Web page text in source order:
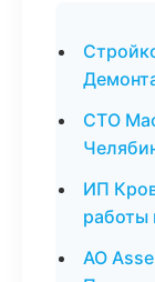
СТО
ИП
работы
АО